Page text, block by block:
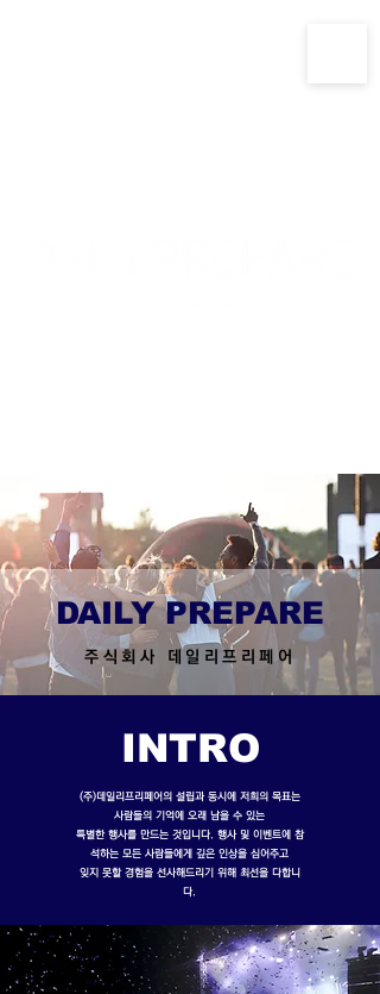
DAILY PREPARE
​주식회사 데일리프리페어
INTRO
(주)데일리프리페어의 설립과 동시에 저희의 목표는
사람들의 기억에 오래 남을 수 있는
특별한 행사를 만드는 것입니다. 행사 및 이벤트에 참
석하는 모든 사람들에게 깊은 인상을 심어주고
잊지 못할 경험을 선사해드리기 위해 최선을 다합니
다.